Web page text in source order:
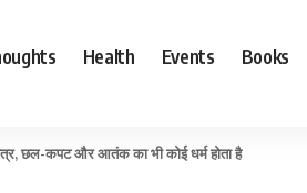
Health Events Books
छल-कपट और आतंक का भी कोई धर्म होता है